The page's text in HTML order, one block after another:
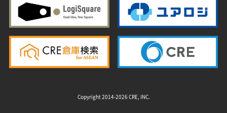
Copyright 2014-2026 CRE, INC.